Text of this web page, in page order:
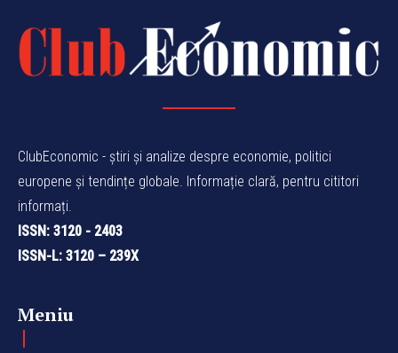
ClubEconomic - știri și analize despre economie, politici
europene și tendințe globale. Informație clară, pentru cititori
informați.
ISSN: 3120 - 2403
ISSN-L: 3120 – 239X
Meniu